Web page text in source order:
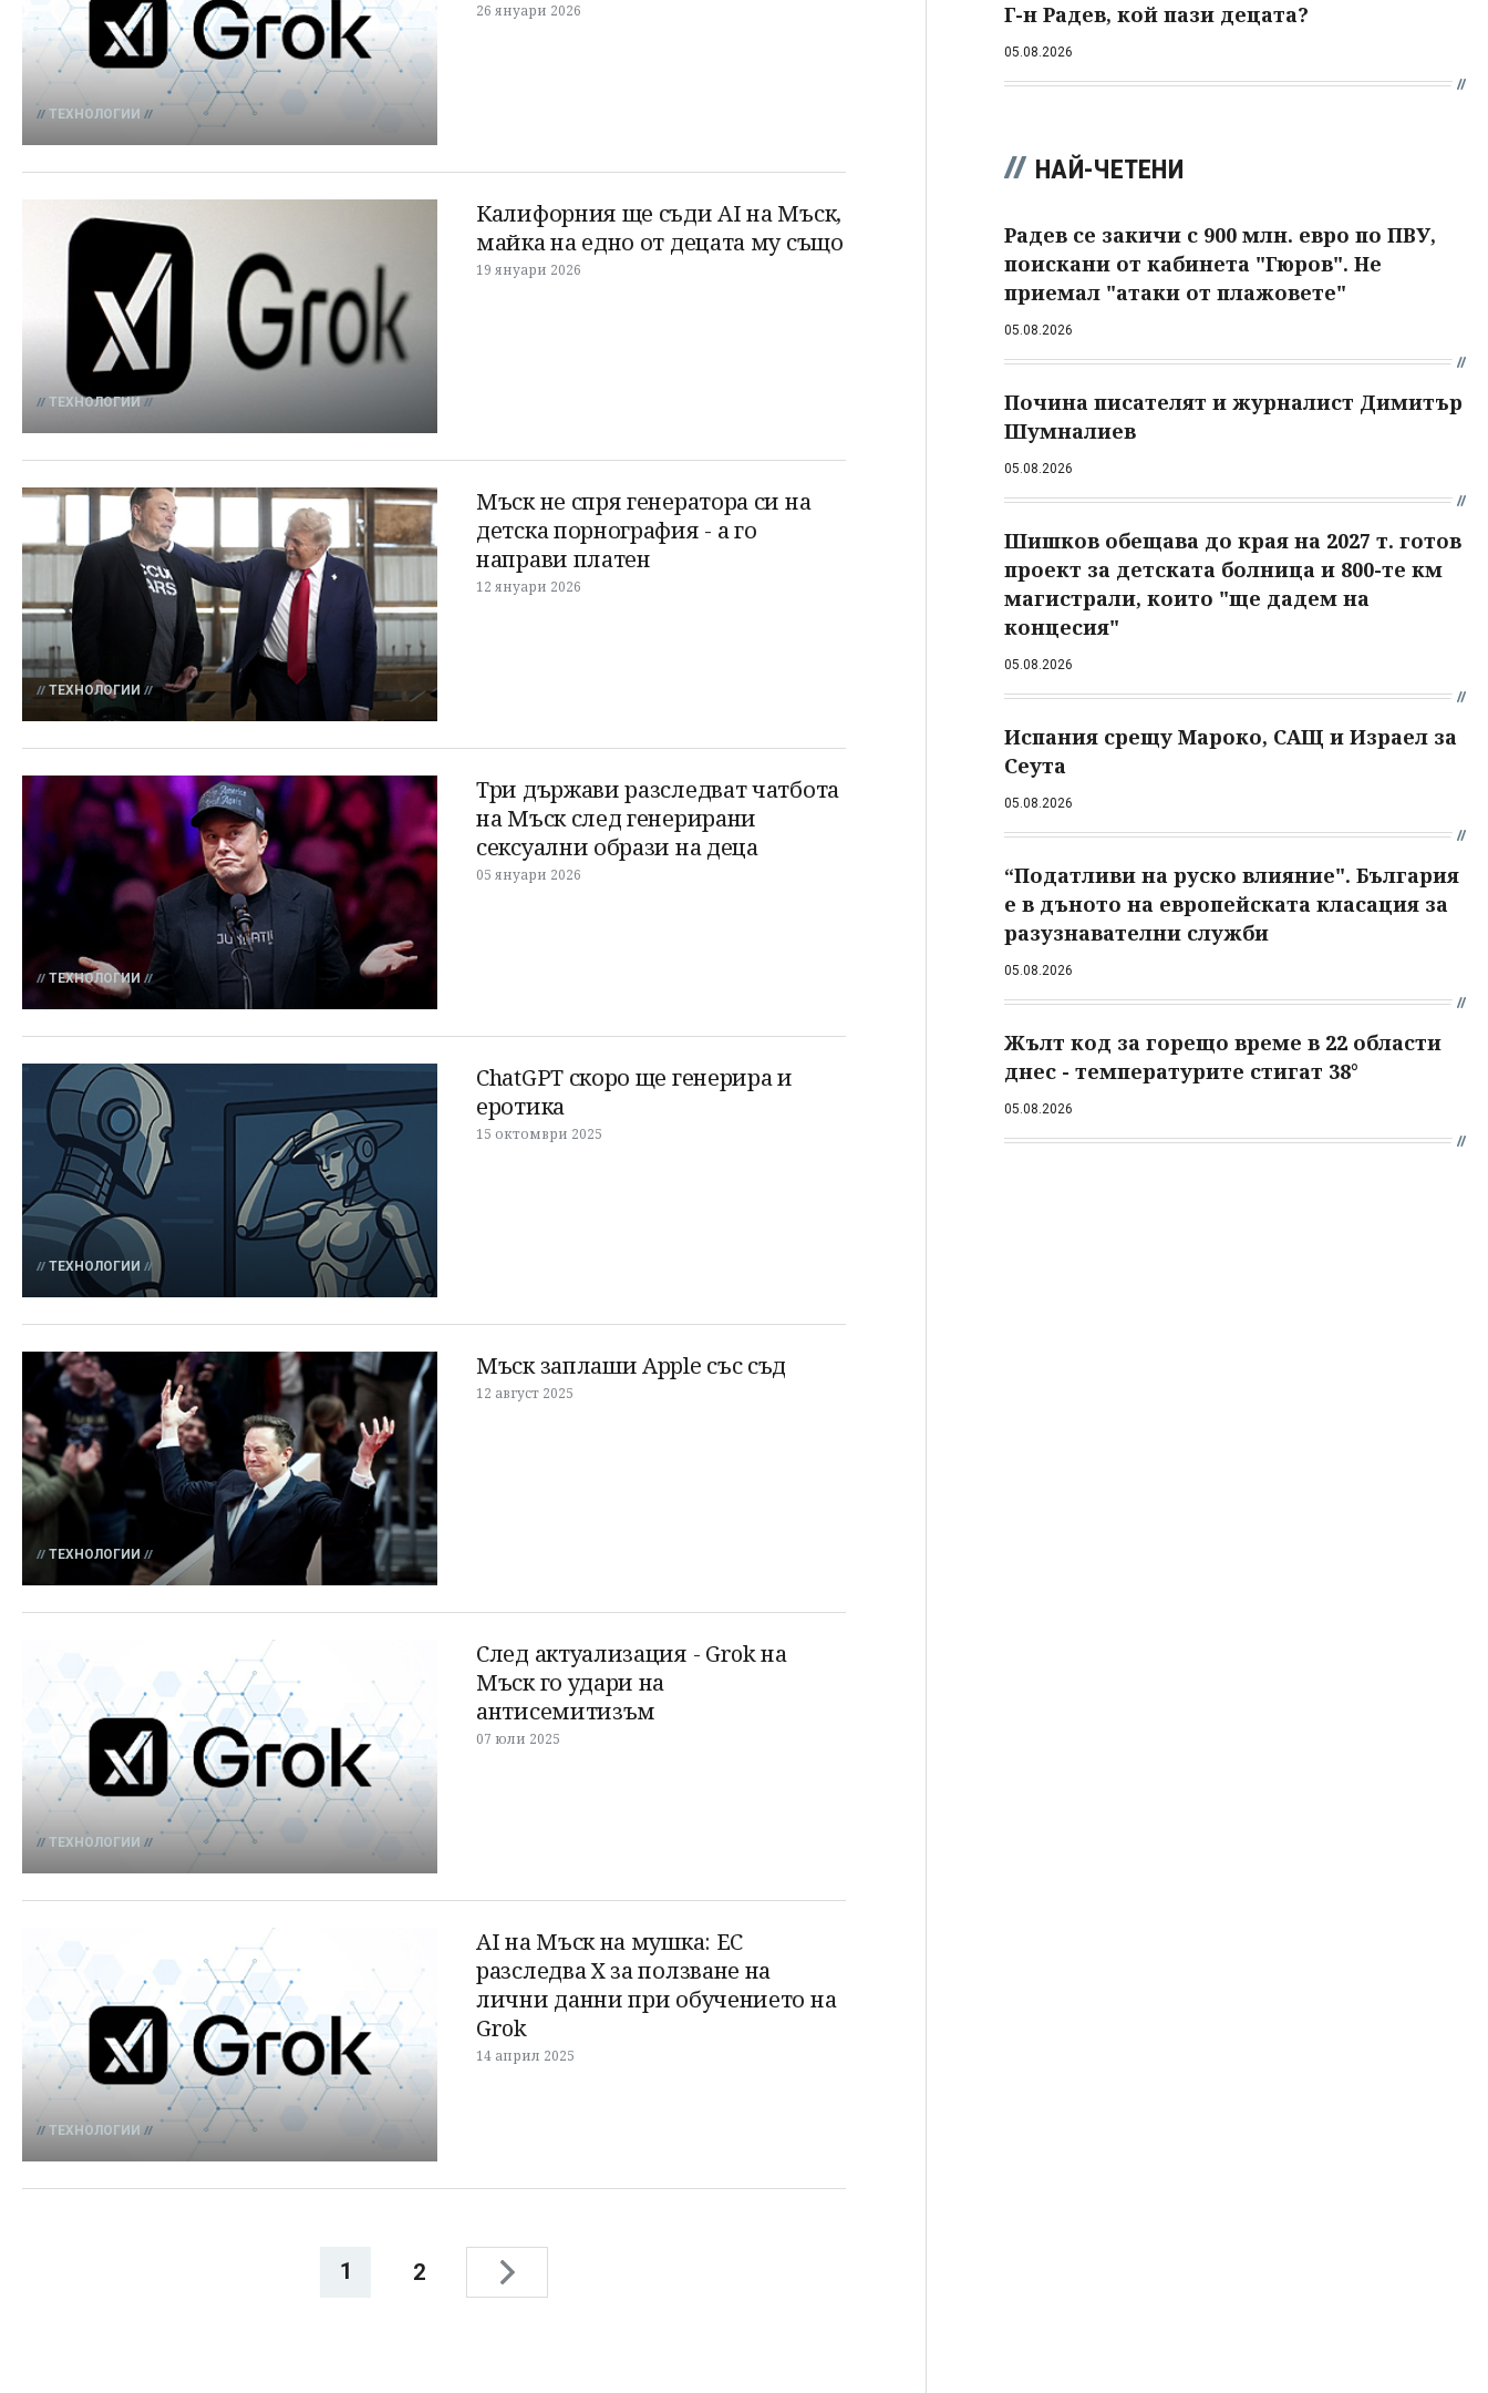
ТЕХНОЛОГИИ
26 януари 2026
ТЕХНОЛОГИИ
Калифорния ще съди AI на Мъск,
майка на едно от децата му също
19 януари 2026
ТЕХНОЛОГИИ
Мъск не спря генератора си на
детска порнография - а го
направи платен
12 януари 2026
ТЕХНОЛОГИИ
Три държави разследват чатбота
на Мъск след генерирани
сексуални образи на деца
05 януари 2026
ТЕХНОЛОГИИ
ChatGPT скоро ще генерира и
еротика
15 октомври 2025
ТЕХНОЛОГИИ
Мъск заплаши Apple със съд
12 август 2025
ТЕХНОЛОГИИ
След актуализация - Grok на
Мъск го удари на
антисемитизъм
07 юли 2025
ТЕХНОЛОГИИ
AI на Мъск на мушка: ЕС
разследва X за ползване на
лични данни при обучението на
Grok
14 април 2025
1 2
Г-н Радев, кой пази децата?
05.08.2026
НАЙ-ЧЕТЕНИ
Радев се закичи с 900 млн. евро по ПВУ,
поискани от кабинета "Гюров". Не
приемал "атаки от плажовете"
05.08.2026
Почина писателят и журналист Димитър
Шумналиев
05.08.2026
Шишков обещава до края на 2027 т. готов
проект за детската болница и 800-те км
магистрали, които "ще дадем на
концесия"
05.08.2026
Испания срещу Мароко, САЩ и Израел за
Сеута
05.08.2026
“Податливи на руско влияние". България
е в дъното на европейската класация за
разузнавателни служби
05.08.2026
Жълт код за горещо време в 22 области
днес - температурите стигат 38°
05.08.2026